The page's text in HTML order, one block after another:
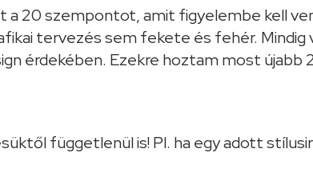
függetlenül is! Pl. ha egy adott